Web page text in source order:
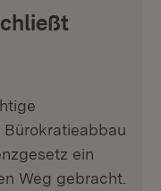
ein
Weg gebracht.